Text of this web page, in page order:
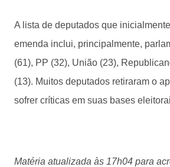
A lista de deputados que
emenda inclui, principalmente,
(61), PP (32), União (23),
(13). Muitos deputados retiraram o
sofrer críticas em suas bases
Matéria atualizada às 17h04 para